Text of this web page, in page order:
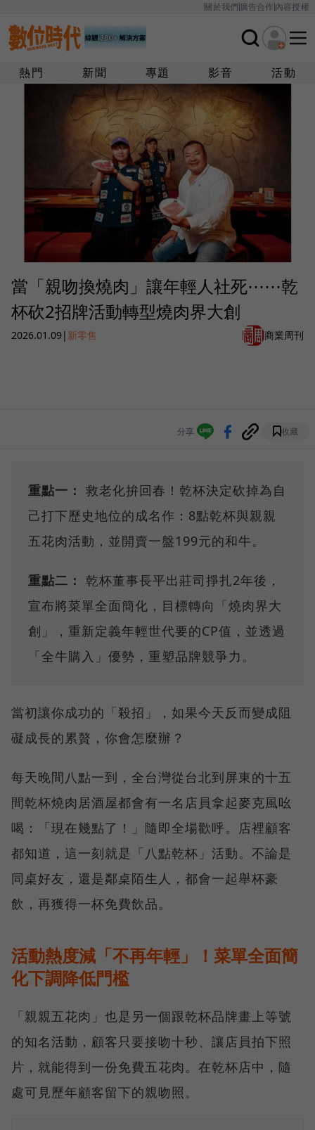
關於我們廣告合作內容授權
熱門 新聞 專題 影音 活動
當「親吻換燒肉」讓年輕人社死⋯⋯乾
杯砍2招牌活動轉型燒肉界大創
2026.01.09| 新零售 商業周刊
分享 收藏
重點一： 救老化拚回春！乾杯決定砍掉為自
己打下歷史地位的成名作：8點乾杯與親親
五花肉活動，並開賣一盤199元的和牛。
重點二：
乾杯董事長平出莊司掙扎2年後，
宣布將菜單全面簡化，目標轉向「燒肉界大
創」，重新定義年輕世代要的CP值，並透過
「全牛購入」優勢，重塑品牌競爭力。
當初讓你成功的「殺招」，如果今天反而變成阻
礙成長的累贅，你會怎麼辦？
每天晚間八點一到，全台灣從台北到屏東的十五
間乾杯燒肉居酒屋都會有一名店員拿起麥克風吆
喝：「現在幾點了！」隨即全場歡呼。店裡顧客
都知道，這一刻就是「八點乾杯」活動。不論是
同桌好友，還是鄰桌陌生人，都會一起舉杯豪
飲，再獲得一杯免費飲品。
活動熱度減「不再年輕」！菜單全面簡
化下調降低門檻
「親親五花肉」也是另一個跟乾杯品牌畫上等號
的知名活動，顧客只要接吻十秒、讓店員拍下照
片，就能得到一份免費五花肉。在乾杯店中，隨
處可見歷年顧客留下的親吻照。